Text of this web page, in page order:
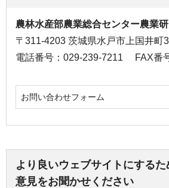
農林水産部農業総合センター農業
〒311-4203 茨城県水戸市上国井町
電話番号：029-239-7211
FAX番
お問い合わせフォーム
より良いウェブサイトにする
意見をお聞かせください